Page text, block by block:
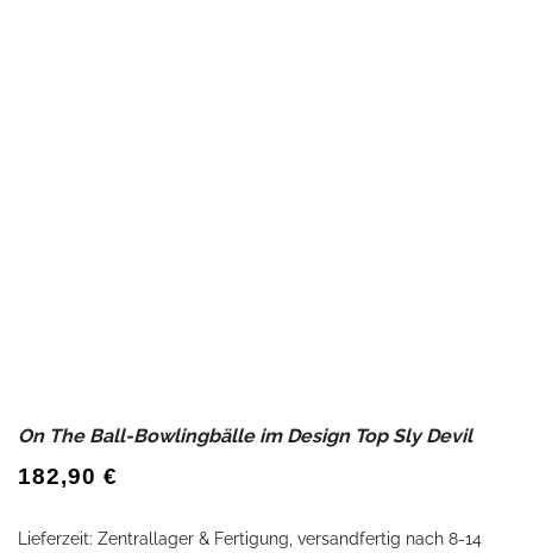
On The Ball-Bowlingbälle im Design Top Sly Devil
182,90 €
Lieferzeit: Zentrallager & Fertigung, versandfertig nach 8-14